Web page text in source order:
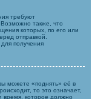
требуют
также, что
которых, по его или
отправкой.
получения
можете «поднять» её в
то это означает,
время, которое должно